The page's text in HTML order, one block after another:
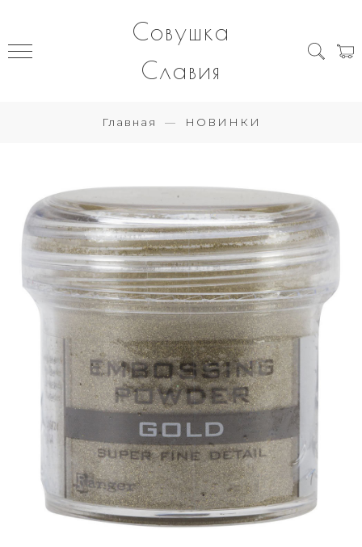
Совушка
Славия
Главная НОВИНКИ